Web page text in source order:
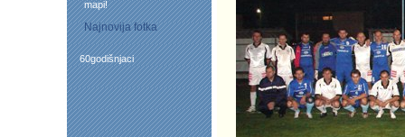
mapi!
Najnovija fotka
60godišnjaci